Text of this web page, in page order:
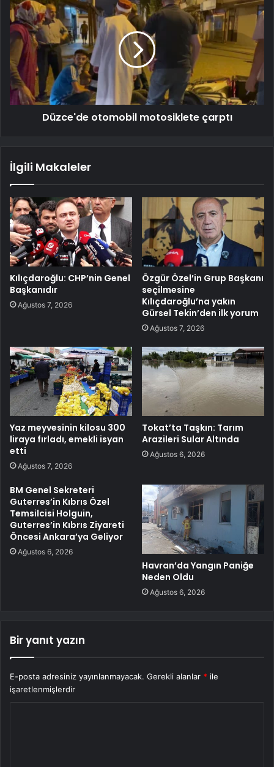
Düzce'de otomobil motosiklete çarptı
İlgili Makaleler
Kılıçdaroğlu: CHP’nin Genel
Başkanıdır
Ağustos 7, 2026
Özgür Özel’in Grup Başkanı
seçilmesine
Kılıçdaroğlu’na yakın
Gürsel Tekin’den ilk yorum
Ağustos 7, 2026
Yaz meyvesinin kilosu 300
liraya fırladı, emekli isyan
etti
Ağustos 7, 2026
Tokat’ta Taşkın: Tarım
Arazileri Sular Altında
Ağustos 6, 2026
BM Genel Sekreteri
Guterres’in Kıbrıs Özel
Temsilcisi Holguin,
Guterres’in Kıbrıs Ziyareti
Öncesi Ankara’ya Geliyor
Ağustos 6, 2026
Havran’da Yangın Paniğe
Neden Oldu
Ağustos 6, 2026
Bir yanıt yazın
E-posta adresiniz yayınlanmayacak. Gerekli alanlar * ile
işaretlenmişlerdir